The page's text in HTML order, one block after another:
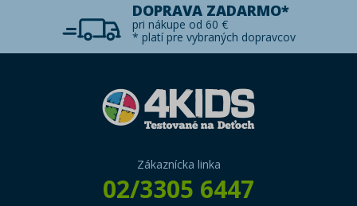
DOPRAVA ZADARMO*
pri nákupe od 60 €
* platí pre vybraných dopravcov
Zákaznícka linka
02/3305 6447